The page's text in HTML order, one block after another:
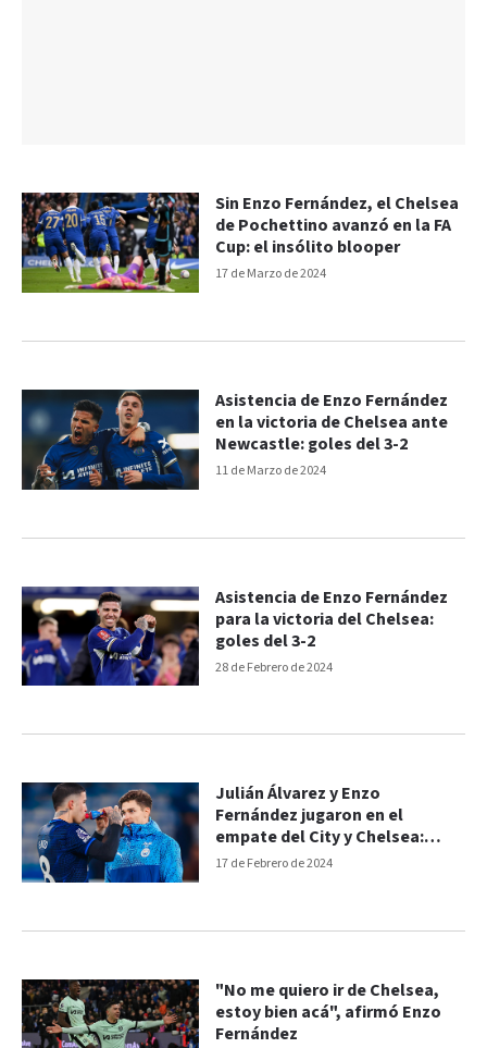
17 de Marzo de 2024
Sin Enzo Fernández, el Chelsea
de Pochettino avanzó en la FA
Cup: el insólito blooper
11 de Marzo de 2024
Asistencia de Enzo Fernández
en la victoria de Chelsea ante
Newcastle: goles del 3-2
28 de Febrero de 2024
Asistencia de Enzo Fernández
para la victoria del Chelsea:
goles del 3-2
17 de Febrero de 2024
Julián Álvarez y Enzo
Fernández jugaron en el
empate del City y Chelsea:
goles del 1-1
"No me quiero ir de Chelsea,
estoy bien acá", afirmó Enzo
Fernández